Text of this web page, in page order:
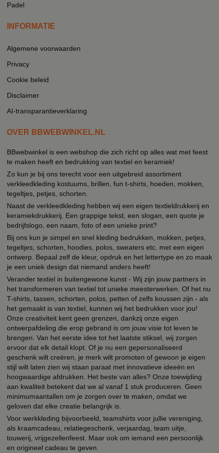
Padel
INFORMATIE
Algemene voorwaarden
Privacy
Cookie beleid
Disclaimer
AI-transparantieverklaring
OVER BBWEBWINKEL.NL
BBwebwinkel is een webshop die zich richt op alles wat met feest
te maken heeft en bedrukking van textiel en keramiek!
Zo kun je bij ons terecht voor een uitgebreid assortiment
verkleedkleding kostuums, brillen, fun t-shirts, hoeden, mokken,
tegeltjes, petjes, schorten.
Naast de verkleedkleding hebben wij een eigen textieldrukkerij en
keramiekdrukkerij. Een grappige tekst, een slogan, een quote je
bedrijfslogo, een naam, foto of een unieke print?
Bij ons kun je simpel en snel kleding bedrukken, mokken, petjes,
tegeltjes, schorten, hoodies, polos, sweaters etc. met een eigen
ontwerp. Bepaal zelf de kleur, opdruk en het lettertype en zo maak
je een uniek design dat niemand anders heeft!
Verander textiel in buitengewone kunst - Wij zijn jouw partners in
het transformeren van textiel tot unieke meesterwerken. Of het nu
T-shirts, tassen, schorten, polos, petten of zelfs koussen zijn - als
het gemaakt is van textiel, kunnen wij het bedrukken voor jou!
Onze creativiteit kent geen grenzen, dankzij onze eigen
ontwerpafdeling die erop gebrand is om jouw visie tot leven te
brengen. Van het eerste idee tot het laatste stiksel, wij zorgen
ervoor dat elk detail klopt. Of je nu een gepersonaliseerd
geschenk wilt creëren, je merk wilt promoten of gewoon je eigen
stijl wilt laten zien wij staan paraat met innovatieve ideeën en
hoogwaardige afdrukken. Het beste van alles? Onze toewijding
aan kwaliteit betekent dat we al vanaf 1 stuk produceren. Geen
minimumaantallen om je zorgen over te maken, omdat we
geloven dat elke creatie belangrijk is.
Voor werkkleding bijvoorbeeld, teamshirts voor jullie vereniging,
als kraamcadeau, relatiegeschenk, verjaardag, team uitje,
touwerij, vrijgezellenfeest. Maar ook om iemand een persoonlijk
en origineel cadeau te geven.